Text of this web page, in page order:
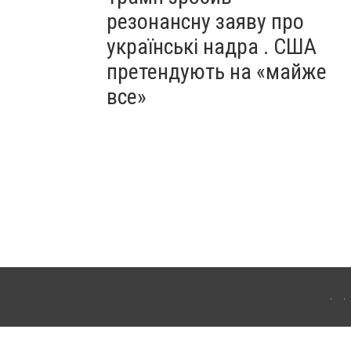
резонансну заяву про
українські надра . США
претендують на «майже
все»